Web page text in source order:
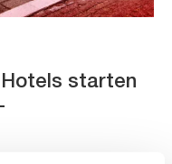
Hotels starten